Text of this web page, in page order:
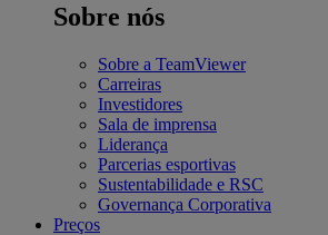
Sobre nós
Sobre a TeamViewer
Carreiras
Investidores
Sala de imprensa
Liderança
Parcerias esportivas
Sustentabilidade e RSC
Governança Corporativa
Preços